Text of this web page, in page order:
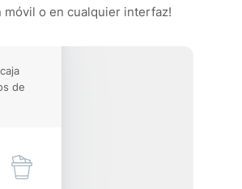
móvil o en cualquier interfaz!
de